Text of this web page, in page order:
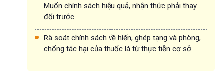
Muốn chính sách hiệu quả, nhận thức phải thay
đổi trước
Rà soát chính sách về hiến, ghép tạng và phòng,
chống tác hại của thuốc lá từ thực tiễn cơ sở